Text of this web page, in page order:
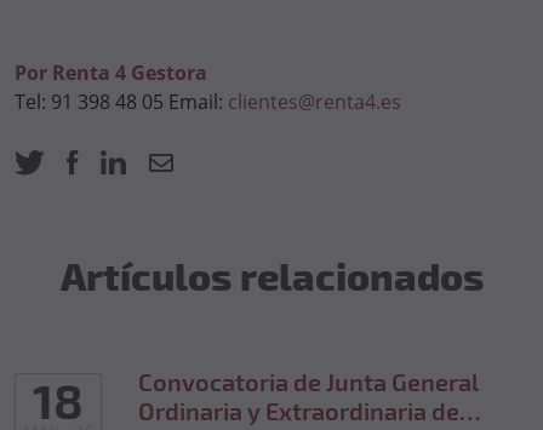
Por Renta 4 Gestora
Tel: 91 398 48 05 Email: clientes@renta4.es
Artículos relacionados
18
Convocatoria de Junta General
Ordinaria y Extraordinaria de